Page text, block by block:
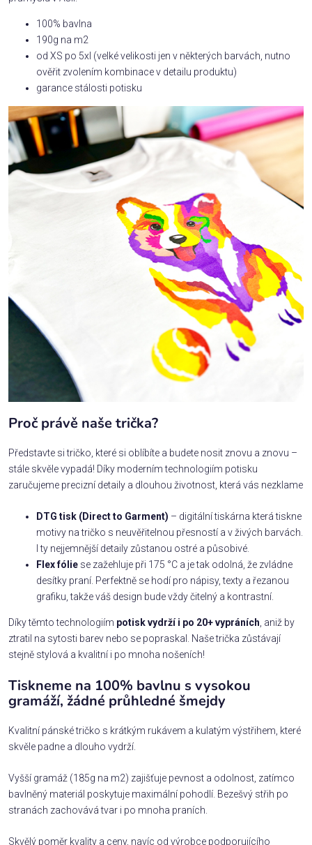
100% bavlna
190g na m2
od XS po 5xl (velké velikosti jen v některých barvách, nutno
ověřit zvolením kombinace v detailu produktu)
garance stálosti potisku
Proč právě naše trička?
Představte si tričko, které si oblíbíte a budete nosit znovu a znovu –
stále skvěle vypadá! Díky moderním technologiím potisku
zaručujeme precizní detaily a dlouhou životnost, která vás nezklame
DTG tisk (Direct to Garment) – digitální tiskárna která tiskne
motivy na tričko s neuvěřitelnou přesností a v živých barvách.
I ty nejjemnější detaily zůstanou ostré a působivé.
Flex fólie se zažehluje při 175 °C a je tak odolná, že zvládne
desítky praní. Perfektně se hodí pro nápisy, texty a řezanou
grafiku, takže váš design bude vždy čitelný a kontrastní.
Díky těmto technologiím potisk vydrží i po 20+ vypráních, aniž by
ztratil na sytosti barev nebo se popraskal. Naše trička zůstávají
stejně stylová a kvalitní i po mnoha nošeních!
Tiskneme na 100% bavlnu s vysokou
gramáží, žádné průhledné šmejdy
Kvalitní pánské tričko s krátkým rukávem a kulatým výstřihem, které
skvěle padne a dlouho vydrží.
Vyšší gramáž (185g na m2) zajišťuje pevnost a odolnost, zatímco
bavlněný materiál poskytuje maximální pohodlí. Bezešvý střih po
stranách zachovává tvar i po mnoha praních.
Skvělý poměr kvality a ceny, navíc od výrobce podporujícího